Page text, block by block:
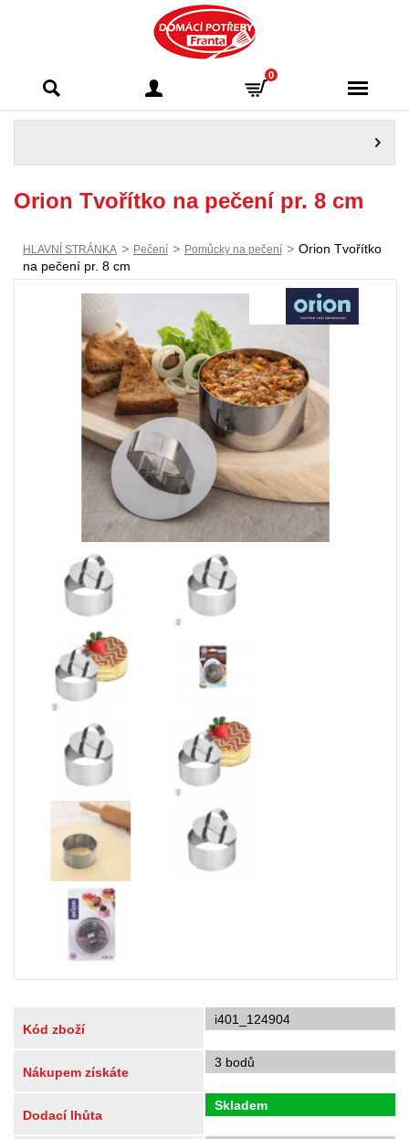
Franta - Příbram
0
Orion Tvořítko na pečení pr. 8 cm
HLAVNÍ STRÁNKA > Pečení > Pomůcky na pečení > Orion Tvořítko
na pečení pr. 8 cm
Kód zboží
i401_124904
Nákupem získáte
3 bodů
Dodací lhůta
Skladem